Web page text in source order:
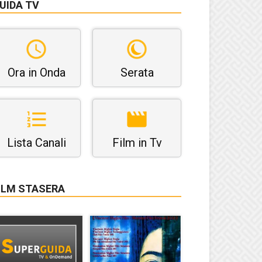
TV
Ora in Onda Serata
Lista Canali Film in Tv
STASERA